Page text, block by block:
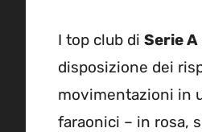
I top club di Serie A
disposizione dei
movimentazioni in
faraonici – in rosa,